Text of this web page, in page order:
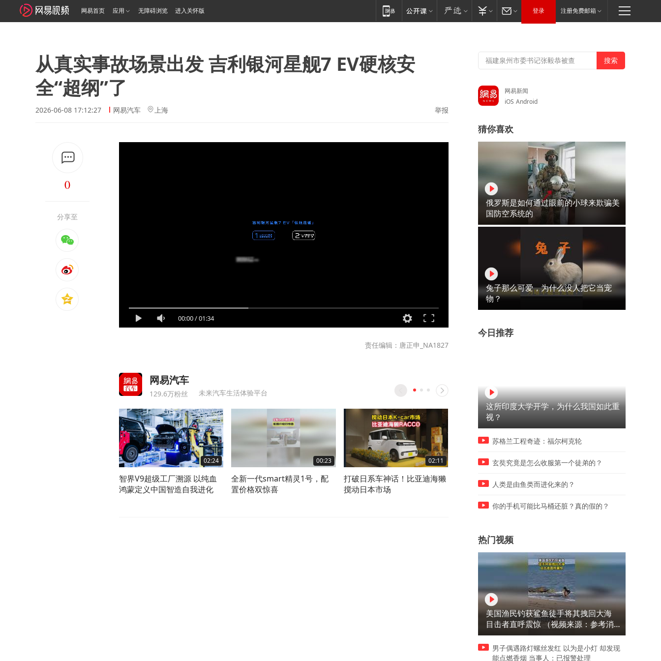
网易首页 应用 无障碍浏览 进入关怀版 登录 注册免费邮箱
从真实事故场景出发 吉利银河星舰7 EV硬核安
全“超纲”了
2026-06-08 17:12:27 网易汽车 上海 举报
0
分享至
00:00/01:34
责任编辑：唐正申_NA1827
网易汽车
129.6万粉丝 未来汽车生活体验平台
02:24
智界V9超级工厂溯源 以纯血
鸿蒙定义中国智造自我进化
00:23
全新一代smart精灵1号，配
置价格双惊喜
02:11
打破日系车神话！比亚迪海獭
搅动日本市场
02:43
不插电的混动！一箱油能跑
1200km？星瑞 i-HEV智擎混
动省心又靠谱
万起，标配三把锁，最大涉
深度900mm
网易新闻
iOS Android
猜你喜欢
俄罗斯是如何通过眼前的小球来欺骗美
国防空系统的
兔子那么可爱，为什么没人把它当宠
物？
今日推荐
这所印度大学开学，为什么我国如此重
视？
苏格兰工程奇迹：福尔柯克轮
玄奘究竟是怎么收服第一个徒弟的？
人类是由鱼类而进化来的？
你的手机可能比马桶还脏？真的假的？
热门视频
美国渔民钓获鲨鱼徒手将其拽回大海
目击者直呼震惊 （视频来源：参考消
息）
男子偶遇路灯螺丝发红 以为是小灯 却发现
能点燃香烟 当事人：已报警处理